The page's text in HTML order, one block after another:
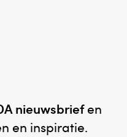
nieuwsbriefen
en inspiratie.